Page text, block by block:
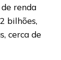
renda
bilhões,
cerca de